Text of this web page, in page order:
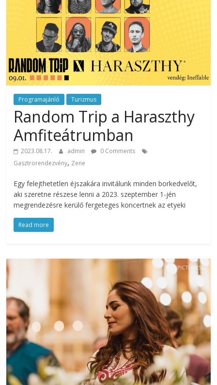
rendezvény
ajánlatok.
Rendezvények,
rendezvénytechnika,
rendezvényeszközök,
rendezvénygasztronómia,
catering.
Útmutató
úgy
profi
rendezvényszervező
mint
céges
rendezvények
szervezőinek,
vagy
kisasszonyoknak.
Programajánló Turizmus
Random Trip a Haraszthy
Amfiteátrumban
2023.08.17. admin
0 Comments
Gasztrorendezvény, Zene
Egy felejthetetlen éjszakára invitálunk minden borkedvelőt,
aki szeretne részese lenni a 2023. szeptember 1-jén
megrendezésre kerülő fergeteges koncertnek az etyeki
Read more